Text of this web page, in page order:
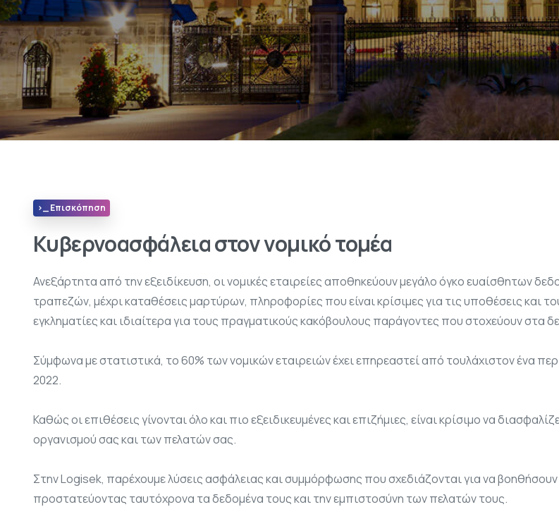
>_ Επισκόπηση
Κυβερνοασφάλεια στον νομικό τομέα
Ανεξάρτητα από την εξειδίκευση, οι νομικές εταιρείες αποθηκεύουν μεγάλο όγκο ευαίσθητων
τραπεζών, μέχρι καταθέσεις μαρτύρων, πληροφορίες που είναι κρίσιμες για τις υποθέσεις και
εγκληματίες και ιδιαίτερα για τους πραγματικούς κακόβουλους παράγοντες που στοχεύουν στα
Σύμφωνα με στατιστικά, το 60% των νομικών εταιρειών έχει επηρεαστεί από τουλάχιστον ένα
2022.
Καθώς οι επιθέσεις γίνονται όλο και πιο εξειδικευμένες και επιζήμιες, είναι κρίσιμο να
οργανισμού σας και των πελατών σας.
Στην Logisek, παρέχουμε λύσεις ασφάλειας και συμμόρφωσης που σχεδιάζονται για να βοηθήσουν
προστατεύοντας ταυτόχρονα τα δεδομένα τους και την εμπιστοσύνη των πελατών τους.